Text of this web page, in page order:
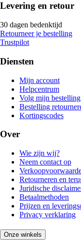
Levering en retour
30 dagen bedenktijd
Retourneer je bestelling
Trustpilot
Diensten
Mijn account
Helpcentrum
Volg mijn bestelling
Bestelling
Kortingscodes
Over
Wie zijn wij?
Neem contact op
Retourneren en
Juridische
Betaalmethoden
Prijzen en
Privacy verklaring
Onze winkels